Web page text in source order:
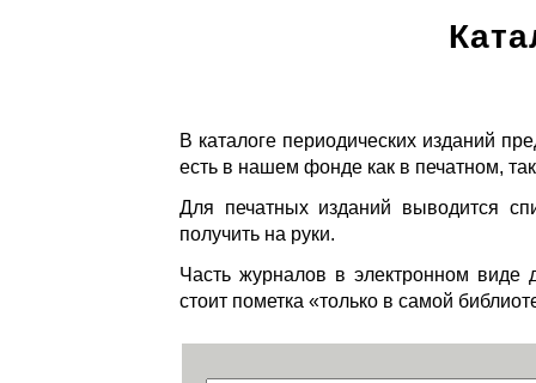
В каталоге периодических изданий
есть в нашем фонде как в печатном,
Для печатных изданий выводится
получить на руки.
Часть журналов в электронном виде
стоит пометка «только в самой